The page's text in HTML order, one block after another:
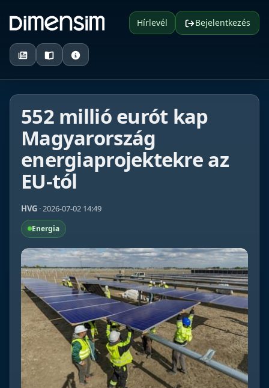
Hírlevél Bejelentkezés
552 millió eurót kap
Magyarország
energiaprojektekre az
EU-tól
HVG · 2026-07-02 14:49
Energia